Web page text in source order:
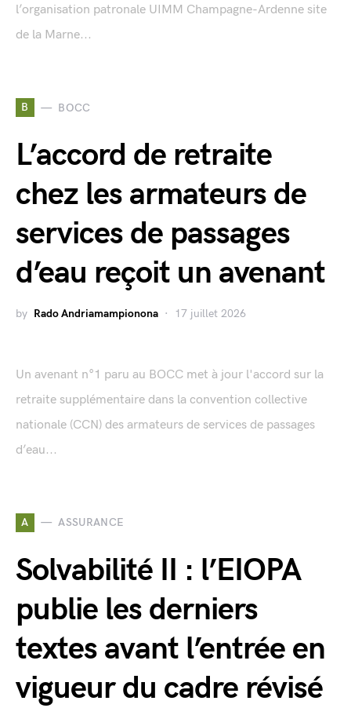
l’organisation patronale UIMM Champagne-Ardenne site
de la Marne...
B BOCC
L’accord de retraite
chez les armateurs de
services de passages
d’eau reçoit un avenant
by Rado Andriamampionona 17 juillet 2026
Un avenant n°1 paru au BOCC met à jour l'accord sur la
retraite supplémentaire dans la convention collective
nationale (CCN) des armateurs de services de passages
d’eau...
A ASSURANCE
Solvabilité II : l’EIOPA
publie les derniers
textes avant l’entrée en
vigueur du cadre révisé